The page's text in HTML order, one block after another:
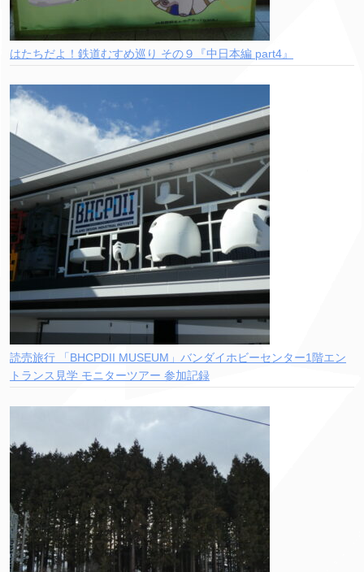
はたちだよ！鉄道むすめ巡り その９『中日本編 part4』
読売旅行 「BHCPDII MUSEUM」バンダイホビーセンター1階エン
トランス見学 モニターツアー 参加記録